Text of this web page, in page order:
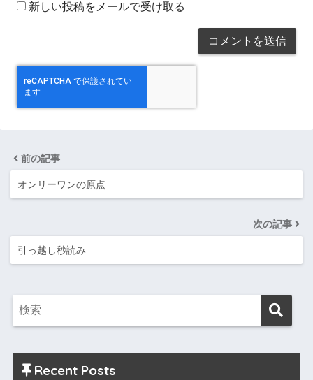
新しい投稿をメールで受け取る
前の記事
オンリーワンの原点
次の記事
引っ越し秒読み
Recent Posts